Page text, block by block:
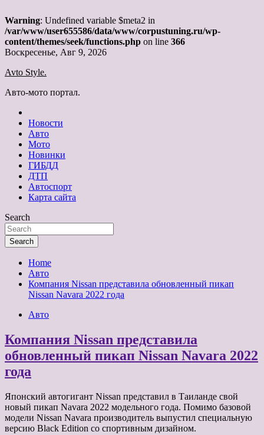
Warning: Undefined variable $meta2 in
/var/www/user655586/data/www/corpustuning.ru/wp-
content/themes/seek/functions.php on line 366
Skip
content
Воскресенье, Авг 9, 2026
Avto Style.
Авто-мото портал.
Новости
Авто
Мото
Новинки
ГИБДД
ДТП
Автоспорт
Карта сайта
Search
Search
Home
Авто
Компания Nissan представила обновленный пикап
Nissan Navara 2022 года
Авто
Компания Nissan представила
обновленный пикап Nissan Navara 2022
года
Японский автогигант Nissan представил в Таиланде свой
новый пикап Navara 2022 модельного года. Помимо базовой
модели Nissan Navara производитель выпустил специальную
версию Black Edition со спортивным дизайном.